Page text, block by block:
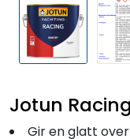
Jotun
Gir en glatt
Outlet
Kampanje